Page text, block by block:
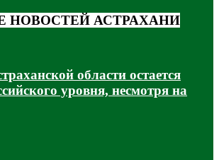
НОВОСТЕЙ АСТРАХАНИ
области остается
уровня, несмотря на